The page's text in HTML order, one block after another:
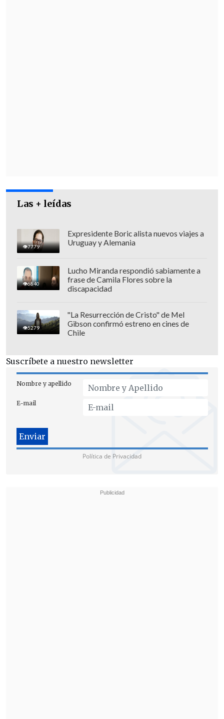
Las + leídas
7779
Expresidente Boric alista nuevos viajes a
Uruguay y Alemania
6840
Lucho Miranda respondió sabiamente a
frase de Camila Flores sobre la
discapacidad
5279
"La Resurrección de Cristo" de Mel
Gibson confirmó estreno en cines de
Chile
Suscríbete a nuestro newsletter
Nombre y apellido
E-mail
Política de Privacidad